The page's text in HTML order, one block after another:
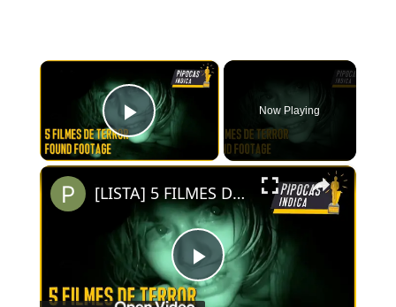
×
Play Video
Now Playing
×
Play
[LISTA] 5 FILMES DE TERROR FOUND FOOTAGE QUE VOCÊ PRECISA ASSISTIR